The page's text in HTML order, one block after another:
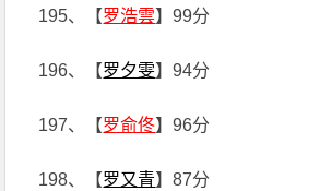
195、【罗浩雲】99分
196、【罗夕雯】94分
197、【罗俞佟】96分
198、【罗又青】87分